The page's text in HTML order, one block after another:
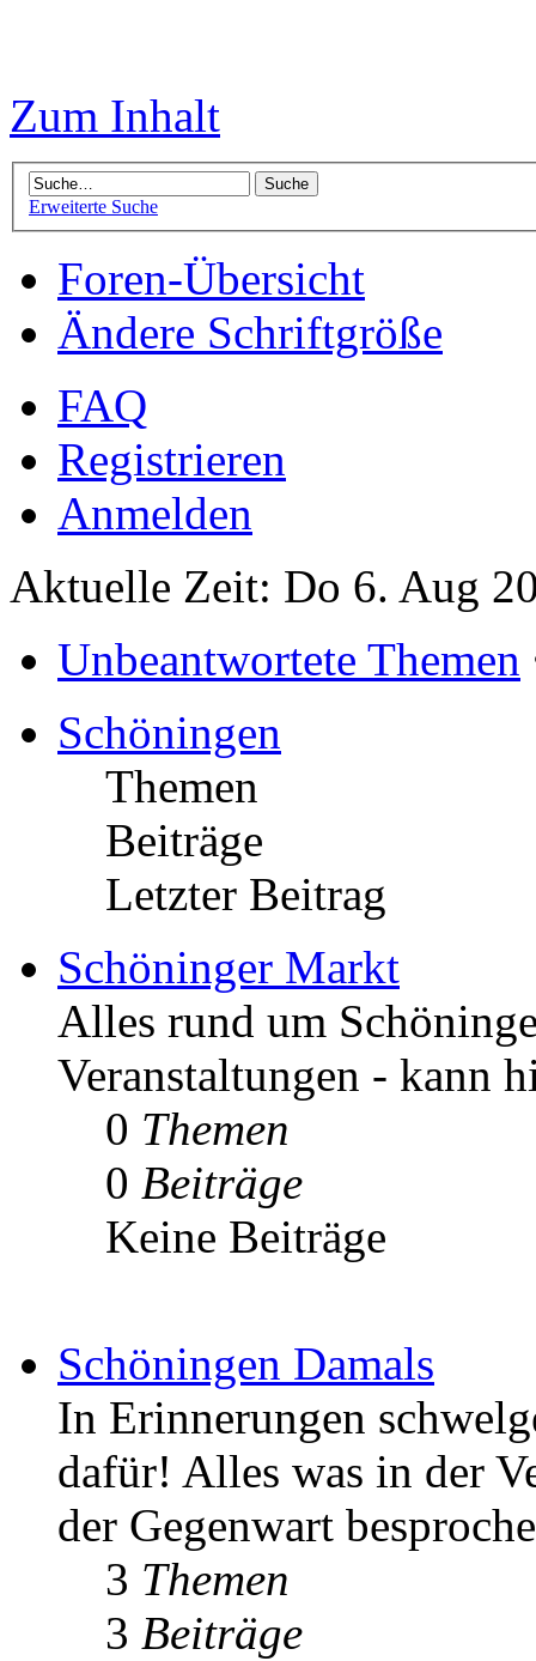
Zum Inhalt
Erweiterte Suche
Foren-Übersicht
Ändere Schriftgröße
FAQ
Registrieren
Anmelden
Aktuelle Zeit: Do 6. Aug
Unbeantwortete Themen
Schöningen
Themen
Beiträge
Letzter Beitrag
Schöninger Markt
Alles rund um
Veranstaltungen - kann
0 Themen
0 Beiträge
Keine Beiträge
Schöningen Damals
In Erinnerungen
dafür! Alles was in der
der Gegenwart
3 Themen
3 Beiträge